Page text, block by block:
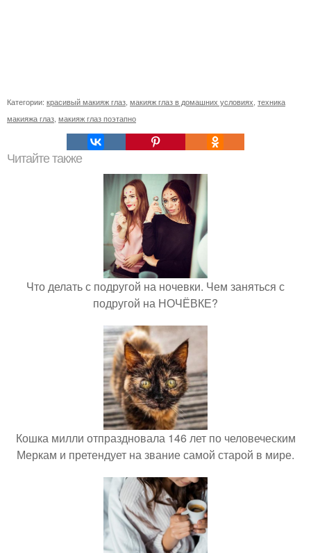
Категории: красивый макияж глаз макияж глаз в домашних условиях техника
макияжа глаз макияж глаз поэтапно
Читайте также
Что делать с подругой на ночевки. Чем заняться с
подругой на НОЧЁВКЕ?
Кошка милли отпраздновала 146 лет по человеческим
Меркам и претендует на звание самой старой в мире.